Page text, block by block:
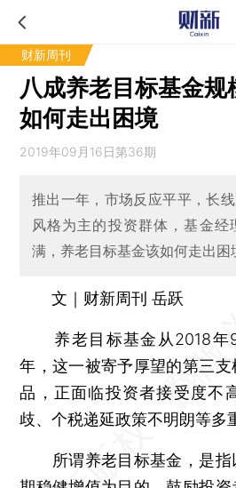
财新周刊
八成养老目标基金
如何走出困境
2019年09月16日第36期
推出一年，市场反应平平，长
风格为主的投资群体，基金经
满，养老目标基金该如何走出困
文｜财新周刊 岳跃
养老目标基金从2018年9
年，这一被寄予厚望的第三
品，正面临投资者接受度不
歧、个税递延政策不明朗等多
所谓养老目标基金，是指